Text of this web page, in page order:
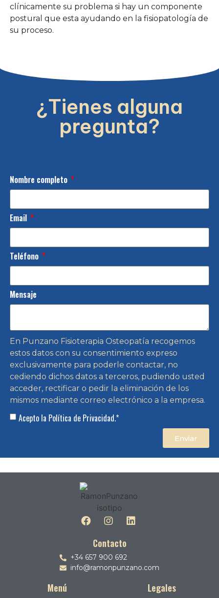
clínicamente su problema si hay un componente
postural que esta ayudando en la fisiopatología de
su proceso.
¿Tienes alguna
pregunta?
Nombre completo
Email
Teléfono
Mensaje
En Punzano Fisioterapia Osteopatía recogemos
estos datos con su consentimiento expreso
exclusivamente para poderle contactar, no
cediendo dichos datos a terceros, pudiendo usted
acceder, rectificar o pedir la eliminación de los
mismos mediante correo electrónico a la empresa.
Acepto la Política de Privacidad.*
Enviar
Contacto
+34 657 900 692
info@ramonpunzano.com
Menú Legales